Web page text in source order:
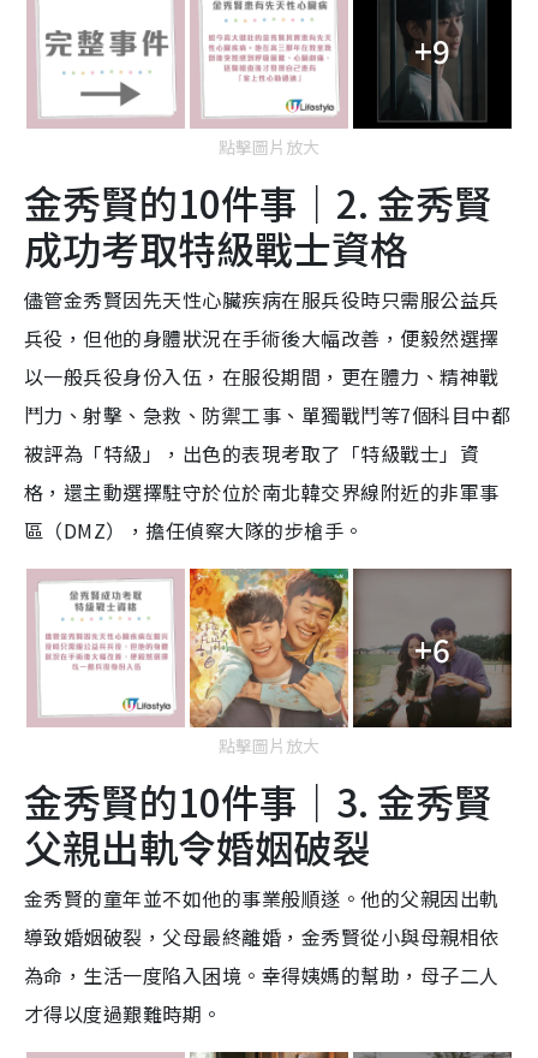
+9
點擊圖片放大
金秀賢的10件事｜2. 金秀賢
成功考取特級戰士資格
儘管金秀賢因先天性心臟疾病在服兵役時只需服公益兵
兵役，但他的身體狀況在手術後大幅改善，便毅然選擇
以一般兵役身份入伍，在服役期間，更在體力、精神戰
鬥力、射擊、急救、防禦工事、單獨戰鬥等7個科目中都
被評為「特級」，出色的表現考取了「特級戰士」資
格，還主動選擇駐守於位於南北韓交界線附近的非軍事
區（DMZ），擔任偵察大隊的步槍手。
+6
點擊圖片放大
金秀賢的10件事｜3. 金秀賢
父親出軌令婚姻破裂
金秀賢的童年並不如他的事業般順遂。他的父親因出軌
導致婚姻破裂，父母最終離婚，金秀賢從小與母親相依
為命，生活一度陷入困境。幸得姨媽的幫助，母子二人
才得以度過艱難時期。